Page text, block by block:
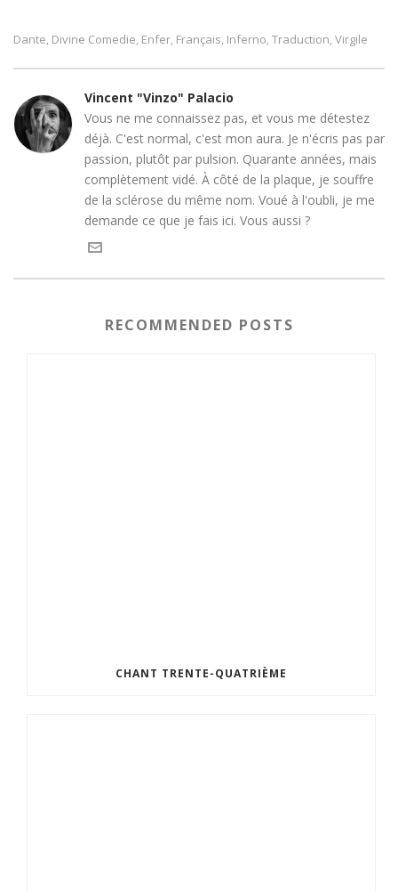
Dante, Divine Comedie, Enfer, Français, Inferno, Traduction, Virgile
Vincent "Vinzo" Palacio
Vous ne me connaissez pas, et vous me détestez
déjà. C'est normal, c'est mon aura. Je n'écris pas par
passion, plutôt par pulsion. Quarante années, mais
complètement vidé. À côté de la plaque, je souffre
de la sclérose du même nom. Voué à l'oubli, je me
demande ce que je fais ici. Vous aussi ?
RECOMMENDED POSTS
CHANT TRENTE-QUATRIÈME